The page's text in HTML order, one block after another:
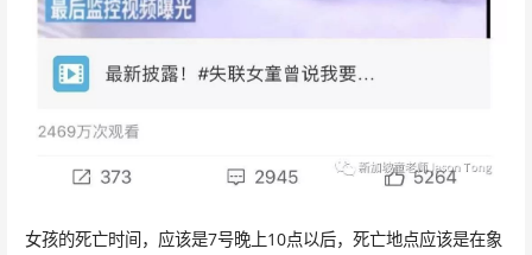
女孩的死亡时间，应该是7号晚上10点以后，死亡地点应该是在象